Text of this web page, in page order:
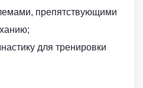
препятствующими
для тренировки